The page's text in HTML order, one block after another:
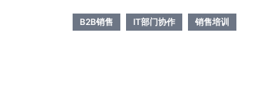
B2B销售 IT部门协作 销售培训